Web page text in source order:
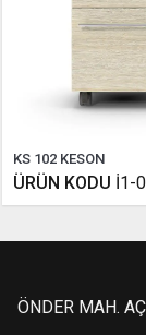
KS 102 KESON
ÜRÜN KODU İ1-
ÖNDER MAH.